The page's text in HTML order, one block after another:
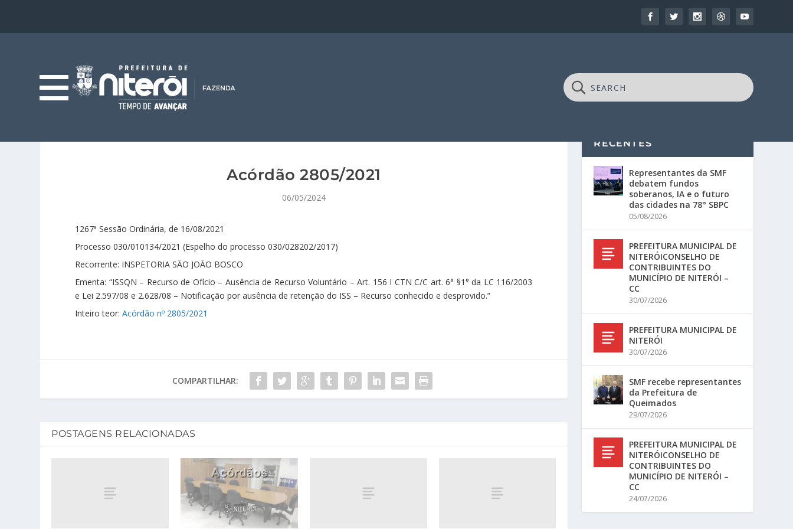
Acórdão 2805/2021
06/05/2024
1267ª Sessão Ordinária, de 16/08/2021
Processo 030/010134/2021 (Espelho do processo 030/028202/2017)
Recorrente: INSPETORIA SÃO JOÃO BOSCO
Ementa: “ISSQN – Recurso de Ofício – Ausência de Recurso Voluntário – Art. 156 I CTN C/C art. 6° §1° da LC 116/2003
e Lei 2.597/08 e 2.628/08 – Notificação por ausência de retenção do ISS – Recurso conhecido e desprovido.”
Inteiro teor:Acórdão nº 2805/2021
COMPARTILHAR:
POSTAGENS RELACIONADAS
RECENTES
Representantes da SMF
debatem fundos
soberanos, IA e o futuro
das cidades na 78° SBPC
05/08/2026
PREFEITURA MUNICIPAL DE
NITERÓICONSELHO DE
CONTRIBUINTES DO
MUNICÍPIO DE NITERÓI –
CC
30/07/2026
PREFEITURA MUNICIPAL DE
NITERÓI
30/07/2026
SMF recebe representantes
da Prefeitura de
Queimados
29/07/2026
PREFEITURA MUNICIPAL DE
NITERÓICONSELHO DE
CONTRIBUINTES DO
MUNICÍPIO DE NITERÓI –
CC
24/07/2026